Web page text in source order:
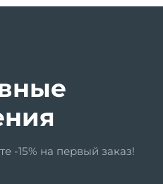
-15% на первый заказ!